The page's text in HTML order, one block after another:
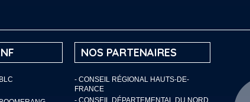
NOS PARTENAIRES
- CONSEIL RÉGIONAL HAUTS-DE-
FRANCE
- CONSEIL DÉPARTEMENTAL DU NORD